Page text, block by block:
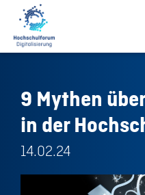
9 Mythen
in der
14.02.24